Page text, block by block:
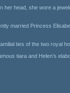
head, she wore a
married Princess
ties of the two royal
tiara and Helen’s